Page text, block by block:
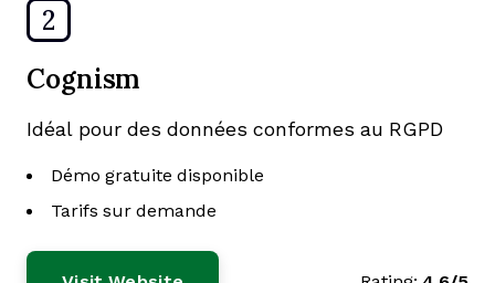
2
Cognism
Idéal pour des données conformes au RGPD
Démo gratuite disponible
Tarifs sur demande